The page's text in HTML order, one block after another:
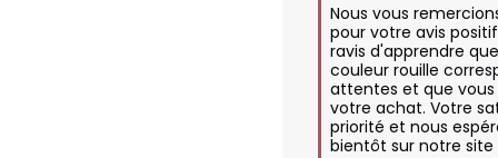
Nous vous
pour votre avis
ravis d'apprendre
couleur rouille
attentes et que
votre achat. Votre
priorité et nous
bientôt sur notre site